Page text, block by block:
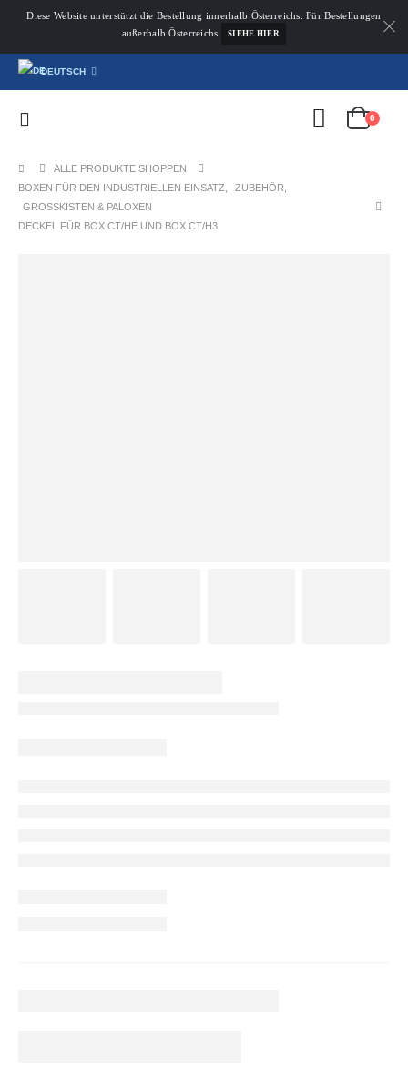
Diese Website unterstützt die Bestellung innerhalb Österreichs. Für Bestellungen
außerhalb Österreichs
SIEHE HIER
DEUTSCH
0
ALLE PRODUKTE SHOPPEN
BOXEN FÜR DEN INDUSTRIELLEN EINSATZ
ZUBEHÖR
GROSSKISTEN & PALOXEN
DECKEL FÜR BOX CT/HE UND BOX CT/H3